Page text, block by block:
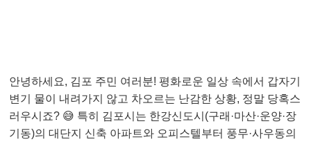
안녕하세요, 김포 주민 여러분! 평화로운 일상 속에서 갑자기
변기 물이 내려가지 않고 차오르는 난감한 상황, 정말 당혹스
러우시죠? 😅 특히 김포시는 한강신도시(구래·마산·운양·장
기동)의 대단지 신축 아파트와 오피스텔부터 풍무·사우동의